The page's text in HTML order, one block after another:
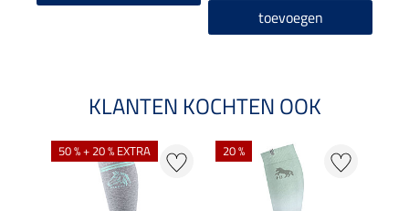
toevoegen
KLANTEN KOCHTEN OOK
50 % + 20 % EXTRA 20 %